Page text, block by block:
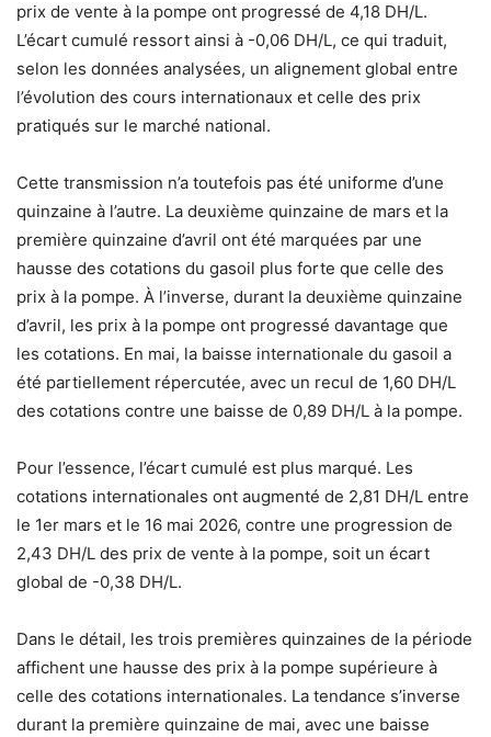
prix de vente à la pompe ont progressé de 4,18 DH/L.
L’écart cumulé ressort ainsi à -0,06 DH/L, ce qui traduit,
selon les données analysées, un alignement global entre
l’évolution des cours internationaux et celle des prix
pratiqués sur le marché national.
Cette transmission n’a toutefois pas été uniforme d’une
quinzaine à l’autre. La deuxième quinzaine de mars et la
première quinzaine d’avril ont été marquées par une
hausse des cotations du gasoil plus forte que celle des
prix à la pompe. À l’inverse, durant la deuxième quinzaine
d’avril, les prix à la pompe ont progressé davantage que
les cotations. En mai, la baisse internationale du gasoil a
été partiellement répercutée, avec un recul de 1,60 DH/L
des cotations contre une baisse de 0,89 DH/L à la pompe.
Pour l’essence, l’écart cumulé est plus marqué. Les
cotations internationales ont augmenté de 2,81 DH/L entre
le 1er mars et le 16 mai 2026, contre une progression de
2,43 DH/L des prix de vente à la pompe, soit un écart
global de -0,38 DH/L.
Dans le détail, les trois premières quinzaines de la période
affichent une hausse des prix à la pompe supérieure à
celle des cotations internationales. La tendance s’inverse
durant la première quinzaine de mai, avec une baisse